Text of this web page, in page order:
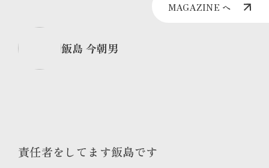
MAGAZINE へ
飯島 今朝男
責任者をしてます飯島です